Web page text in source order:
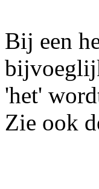
Bij een
'het'
Zie ook